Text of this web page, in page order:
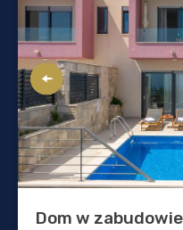
Dom w